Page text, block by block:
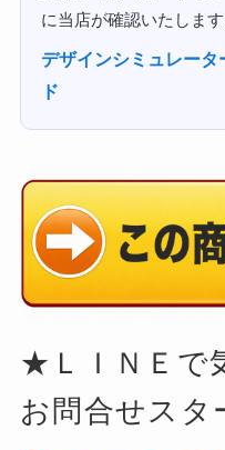
に当店が確認いたします
デザインシミュレー
ド
★ＬＩＮＥで
お問合せスタ